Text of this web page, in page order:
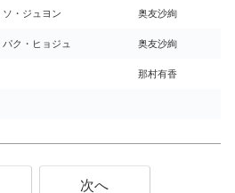
ソ・ジュヨン 奥友沙絢
パク・ヒョジュ 奥友沙絢
那村有香
次へ